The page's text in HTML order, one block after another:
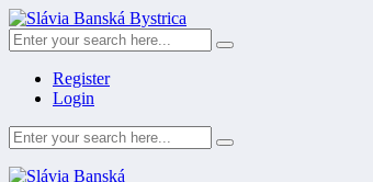
Register
Login